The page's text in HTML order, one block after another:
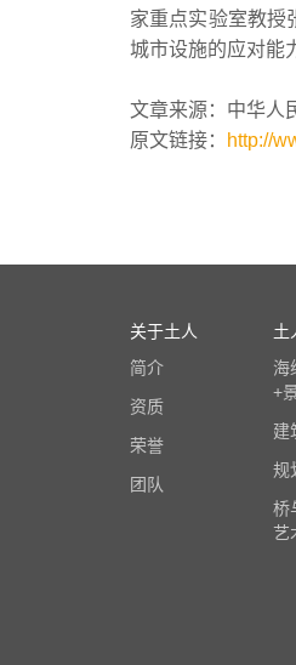
家重点实验室教授
城市设施的应对能
文章来源：中华人
原文链接：
http://
关于土人
简介
资质
荣誉
团队
土
海
+
建
规
桥
艺